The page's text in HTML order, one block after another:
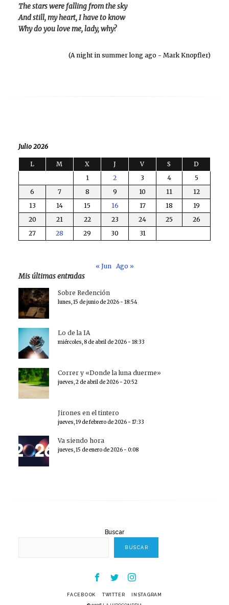
The stars were falling from the sky
And still, my heart, I have to know
Why do you love me, lady, why?
(A night in summer long ago - Mark Knopfler)
Julio 2026
L M X J V S
D
1
2 3 4
5
6
7 8 9 10 11
12
13
14 15 16 17 18
19
20
21 22 23 24 25
26
27
28 29 30 31
« Jun Ago »
Mis últimas entradas
Sobre Redención
lunes, 15 de junio de 2026 - 18:54
Lo de la IA
miércoles, 8 de abril de 2026 - 18:33
Correr y «Donde la luna duerme»
jueves, 2 de abril de 2026 - 20:52
Jirones en el tintero
jueves, 19 de febrero de 2026 - 17:33
Va siendo hora
jueves, 15 de enero de 2026 - 0:08
Buscar
BUSCAR
FacebookTwitter Instagram
FACEBOOK TWITTER INSTAGRAM